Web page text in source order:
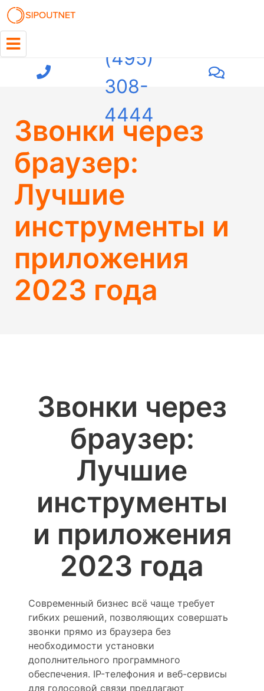
(495)
308-
4444
Звонки через
браузер:
Лучшие
инструменты и
приложения
2023 года
Звонки через
браузер:
Лучшие
инструменты
и приложения
2023 года
Современный бизнес всё чаще требует
гибких решений, позволяющих совершать
звонки прямо из браузера без
необходимости установки
дополнительного программного
обеспечения. IP-телефония и веб-сервисы
для голосовой связи предлагают